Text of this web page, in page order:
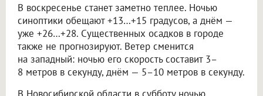
В воскресенье станет заметно теплее. Ночью
синоптики обещают +13…+15 градусов, а днём —
уже +26…+28. Существенных осадков в городе
также не прогнозируют. Ветер сменится
на западный: ночью его скорость составит 3–
8 метров в секунду, днём — 5–10 метров в секунду.